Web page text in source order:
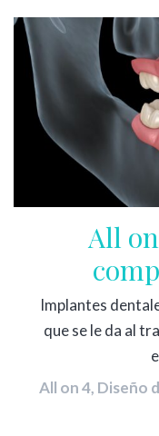
All
Implantes
que se le da al
All on 4, Diseño